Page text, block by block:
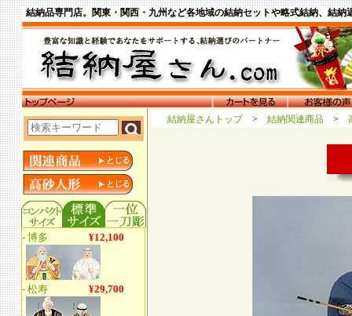
結納品専門店。関東・関西・九州など各地域の結納セットや略式結納、結
結納屋さんトップ > 結納関連商品 >